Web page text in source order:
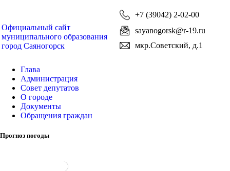
Официальный сайт
муниципального образования
город Саяногорск
+7 (39042) 2-02-00
sayanogorsk@r-19.ru
мкр.Советский, д.1
Глава
Администрация
Совет депутатов
О городе
Документы
Обращения граждан
Прогноз погоды